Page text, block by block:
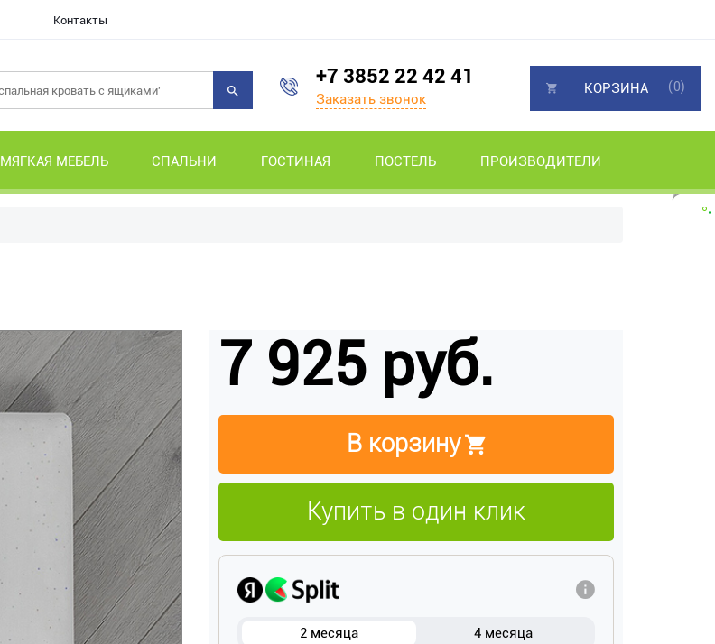
Контакты
+7 3852 22 42 41
Заказать звонок
МЯГКАЯ МЕБЕЛЬ СПАЛЬНИ ГОСТИНАЯ ПОСТЕЛЬ ПРОИЗВОДИТЕЛИ
КОРЗИНА (0)
7 925 руб.
В корзину
Купить в один клик
2 месяца 4 месяца